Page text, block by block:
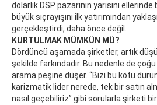
dolarlık DSP pazarının yarısını
büyük sıçrayışını ilk yatırımından
gerçekleştirdi, daha önce değil.
KURTULMAK MÜMKÜN MÜ?
Dördüncü aşamada şirketler, artık
şekilde farkındadır. Bu nedenle de
arama peşine düşer. “Bizi bu kötü
karizmatik lider nerede, tek bir satın
nasıl geçebiliriz” gibi sorularla şirketi